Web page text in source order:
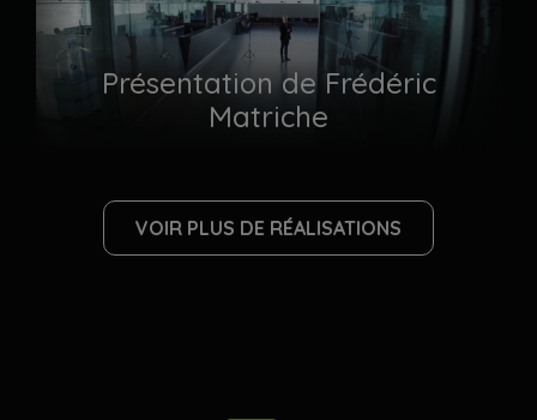
Présentation de Frédéric
Matriche
VOIR PLUS DE RÉALISATIONS